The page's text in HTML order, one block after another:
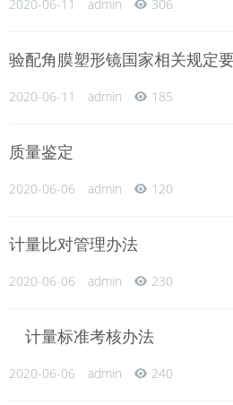
2020-06-11 admin 306
验配角膜塑形镜国家相关规定
2020-06-11 admin 185
质量鉴定
2020-06-06 admin 120
计量比对管理办法
2020-06-06 admin 230
计量标准考核办法
2020-06-06 admin 240